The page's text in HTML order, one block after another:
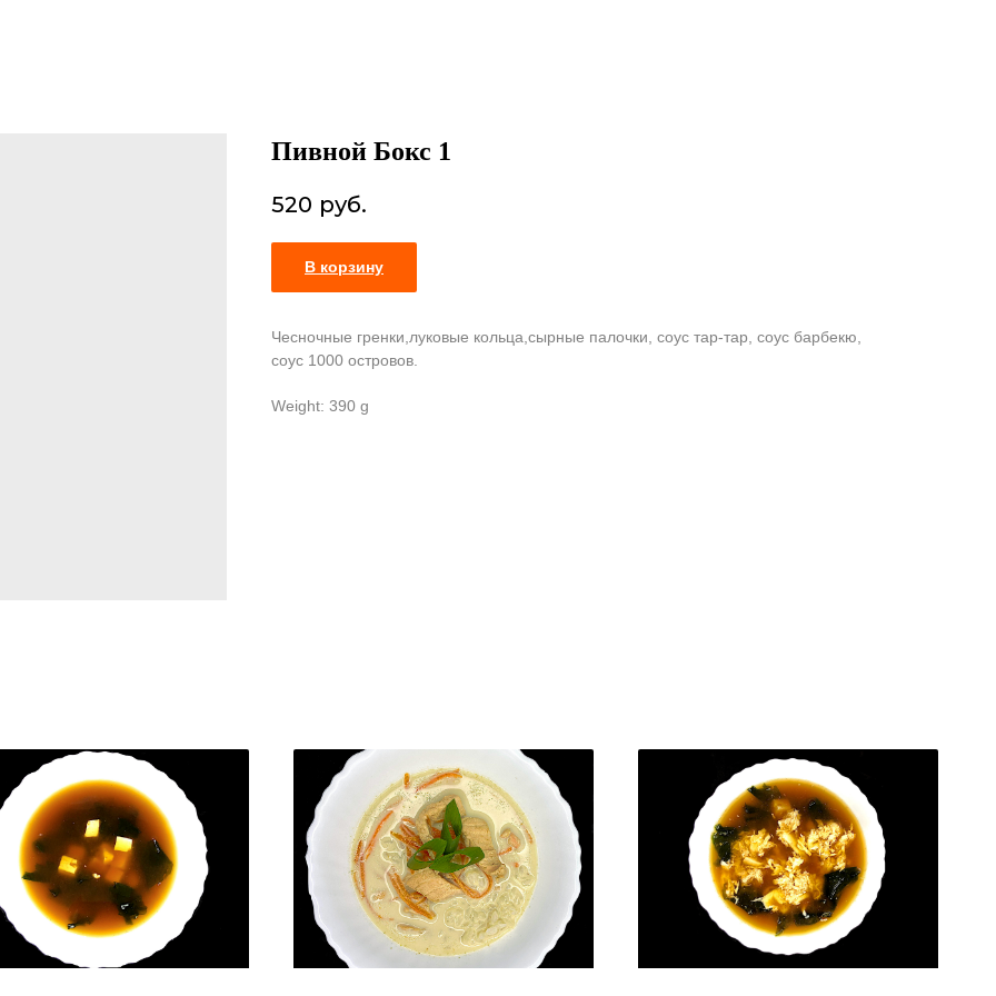
Пивной Бокс 1
520 руб.
В корзину
Чесночные гренки,луковые кольца,сырные палочки, соус тар-тар, соус барбекю,
соус 1000 островов.
Weight: 390 g